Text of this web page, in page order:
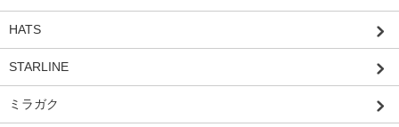
HATS
STARLINE
ミラガク